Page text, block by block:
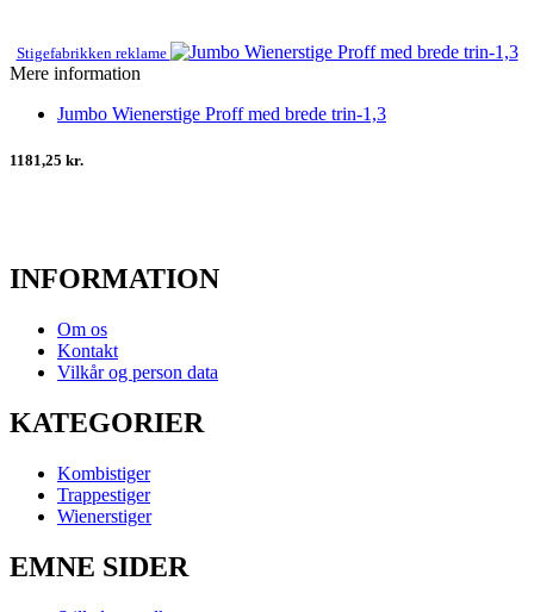
Stigefabrikken reklame
Mere information
Jumbo Wienerstige Proff med brede trin-1,3
1181,25 kr.
INFORMATION
Om os
Kontakt
Vilkår og person data
KATEGORIER
Kombistiger
Trappestiger
Wienerstiger
EMNE SIDER